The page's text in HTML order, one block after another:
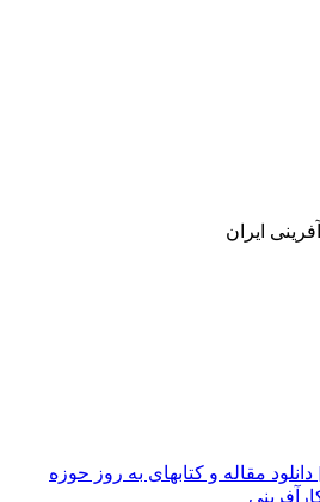
ایران
مقاله و کتابهای به روز حوزه